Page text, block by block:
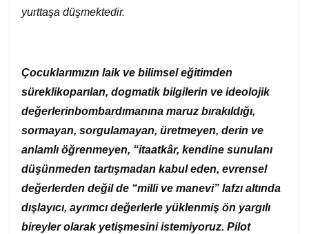
yurttaşa düşmektedir.
Çocuklarımızın laik ve bilimsel eğitimden
süreklikoparılan, dogmatik bilgilerin ve ideolojik
değerlerinbombardımanına maruz bırakıldığı,
sormayan, sorgulamayan, üretmeyen, derin ve
anlamlı öğrenmeyen, “itaatkâr, kendine sunulanı
düşünmeden tartışmadan kabul eden, evrensel
değerlerden değil de “millive manevi” lafzı altında
dışlayıcı, ayrımcı değerlerle yüklenmiş ön yargılı
bireyler olarak yetişmesiniistemiyoruz. Pilot